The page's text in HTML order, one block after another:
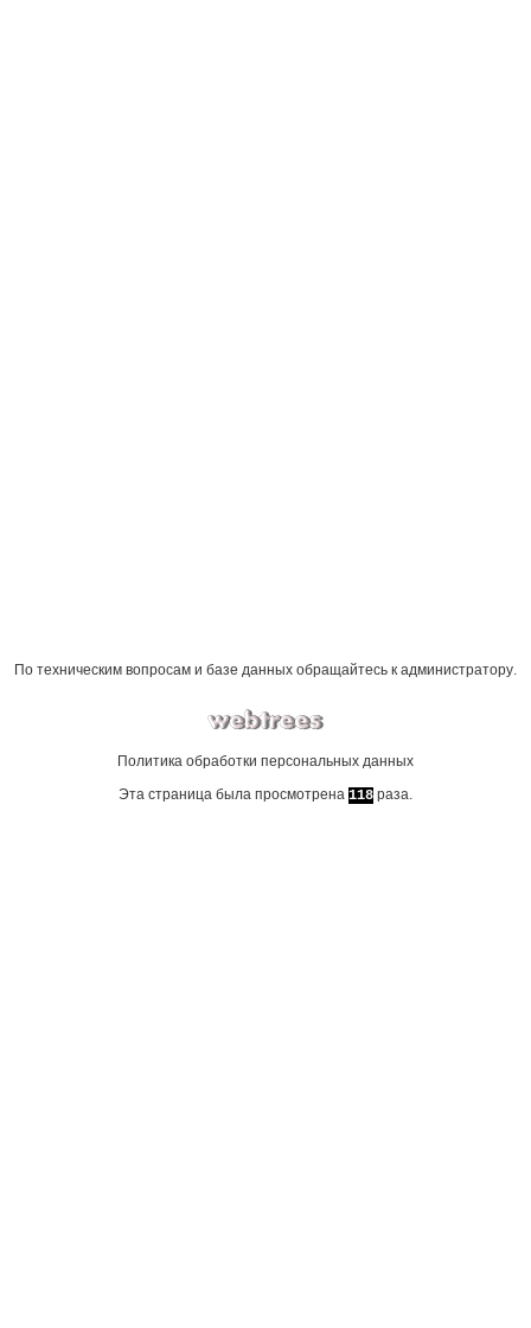
По техническим вопросам и базе данных обращайтесь к администратору.
Политика обработки персональных данных
Эта страница была просмотрена 118 раза.